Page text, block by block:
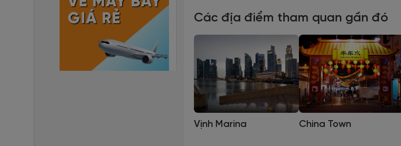
Các địa điểm tham quan gần đó
Vịnh Marina China Town